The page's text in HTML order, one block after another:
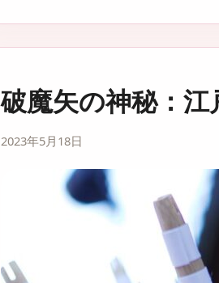
破魔矢の神秘：
2023年5月18日